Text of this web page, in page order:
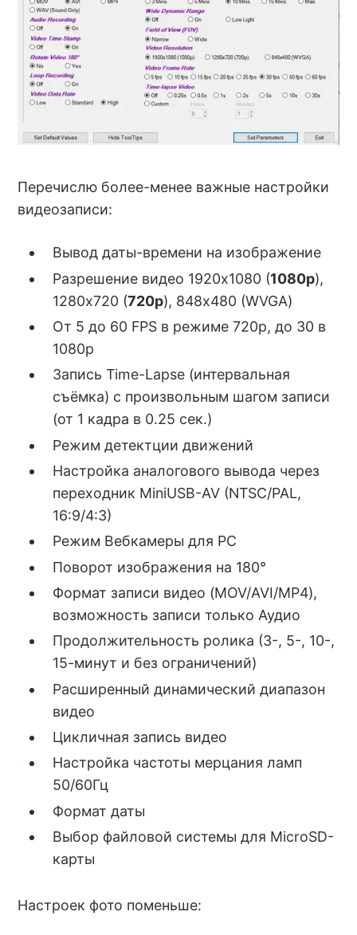
Перечислю более-менее важные настройки
видеозаписи:
Вывод даты-времени на изображение
Разрешение видео 1920х1080 (1080p),
1280х720 (720p), 848х480 (WVGA)
От 5 до 60 FPS в режиме 720p, до 30 в
1080p
Запись Time-Lapse (интервальная
съёмка) с произвольным шагом записи
(от 1 кадра в 0.25 сек.)
Режим детектции движений
Настройка аналогового вывода через
переходник MiniUSB-AV (NTSC/PAL,
16:9/4:3)
Режим Вебкамеры для PC
Поворот изображения на 180°
Формат записи видео (MOV/AVI/MP4),
возможность записи только Аудио
Продолжительность ролика (3-, 5-, 10-,
15-минут и без ограничений)
Расширенный динамический диапазон
видео
Цикличная запись видео
Настройка частоты мерцания ламп
50/60Гц
Формат даты
Выбор файловой системы для MicroSD-
карты
Настроек фото поменьше: